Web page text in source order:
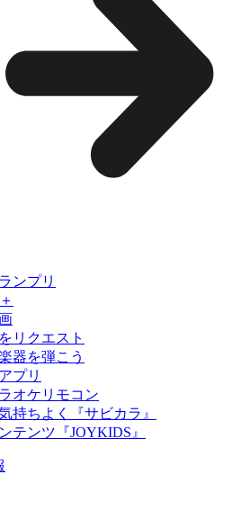
ンプリ
リクエスト
器を弾こう
プリ
オケリモコン
持ちよく『サビカラ』
テンツ『JOYKIDS』